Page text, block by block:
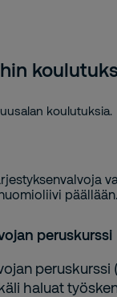
koulutuksia.
peruskurssi
peruskurssi
haluat